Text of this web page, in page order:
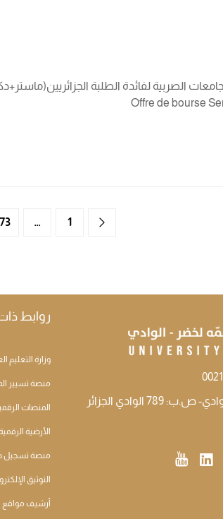
الصربية لفائدة الطلبة
1
…
73
الوادي الجزائر
روابط
وزارة التعليم
منصة تسيير
المنصات
الأرضية
منصة تسجيل
التوثيق
أرشيف مواقع